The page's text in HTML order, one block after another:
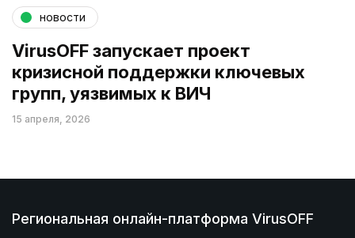
новости
VirusOFF запускает проект
кризисной поддержки ключевых
групп, уязвимых к ВИЧ
15 апреля, 2026
Региональная онлайн-платформа VirusOFF